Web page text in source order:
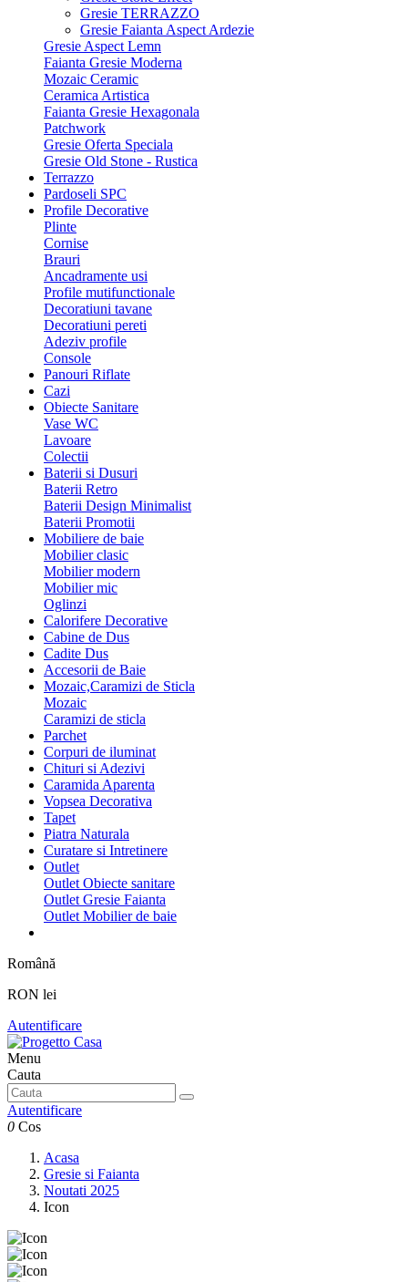
Gresie TERRAZZO
Gresie Faianta Aspect Ardezie
Gresie Aspect Lemn
Faianta Gresie Moderna
Mozaic Ceramic
Ceramica Artistica
Faianta Gresie Hexagonala
Patchwork
Gresie Oferta Speciala
Gresie Old Stone - Rustica
Terrazzo
Pardoseli SPC
Profile Decorative
Plinte
Cornise
Brauri
Ancadramente usi
Profile mutifunctionale
Decoratiuni tavane
Decoratiuni pereti
Adeziv profile
Console
Panouri Riflate
Cazi
Obiecte Sanitare
Vase WC
Lavoare
Colectii
Baterii si Dusuri
Baterii Retro
Baterii Design Minimalist
Baterii Promotii
Mobiliere de baie
Mobilier clasic
Mobilier modern
Mobilier mic
Oglinzi
Calorifere Decorative
Cabine de Dus
Cadite Dus
Accesorii de Baie
Mozaic,Caramizi de Sticla
Mozaic
Caramizi de sticla
Parchet
Corpuri de iluminat
Chituri si Adezivi
Caramida Aparenta
Vopsea Decorativa
Tapet
Piatra Naturala
Curatare si Intretinere
Outlet
Outlet Obiecte sanitare
Outlet Gresie Faianta
Outlet Mobilier de baie
Română
RON lei
Autentificare
Menu
Cauta
Autentificare
0 Cos
Acasa
Gresie si Faianta
Noutati 2025
Icon